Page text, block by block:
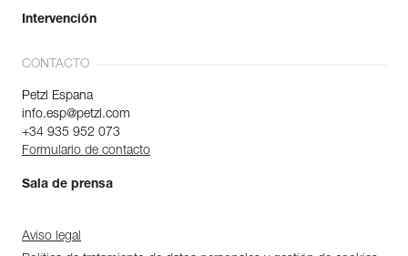
Intervención
CONTACTO
Petzl Espana
info.esp@petzl.com
+34 935 952 073
Formulario de contacto
Sala de prensa
Aviso legal